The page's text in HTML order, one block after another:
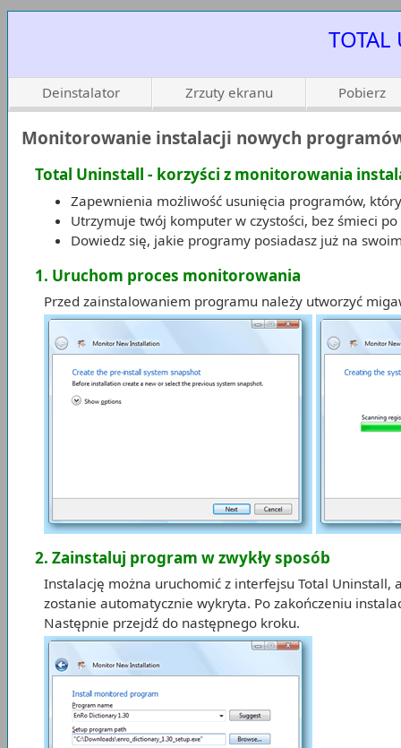
TOTAL
Deinstalator Zrzuty ekranu Pobierz
Monitorowanie instalacji nowych
Total Uninstall - korzyści z monitorowania
Zapewnienia możliwość usunięcia programów,
Utrzymuje twój komputer w czystości, bez śmieci
Dowiedz się, jakie programy posiadasz już na
1. Uruchom proces monitorowania
Przed zainstalowaniem programu należy utworzyć
2. Zainstaluj program w zwykły sposób
Instalację można uruchomić z interfejsu Total
zostanie automatycznie wykryta. Po zakończeniu
Następnie przejdź do następnego kroku.